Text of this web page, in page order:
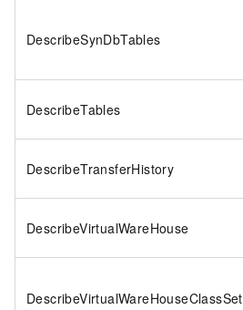
DescribeSynDbTables
DescribeTables
DescribeTransferHistory
DescribeVirtualWareHouse
DescribeVirtualWareHouseClassSet